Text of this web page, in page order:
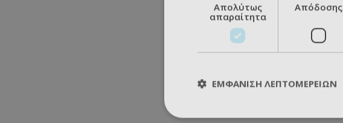
Απολύτως
απαραίτητα
Απόδοσης
ΕΜΦΆΝΙΣΗ ΛΕΠΤΟΜΕΡΕΙΏΝ